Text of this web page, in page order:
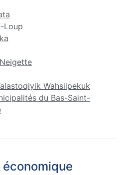
Loup
Wahsiipekuk
du Bas-Saint-